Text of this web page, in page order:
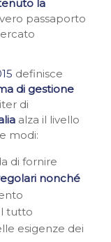
la
passaporto
definisce
di gestione
di
alza il livello
modi:
di fornire
nonché
tutto
esigenze dei